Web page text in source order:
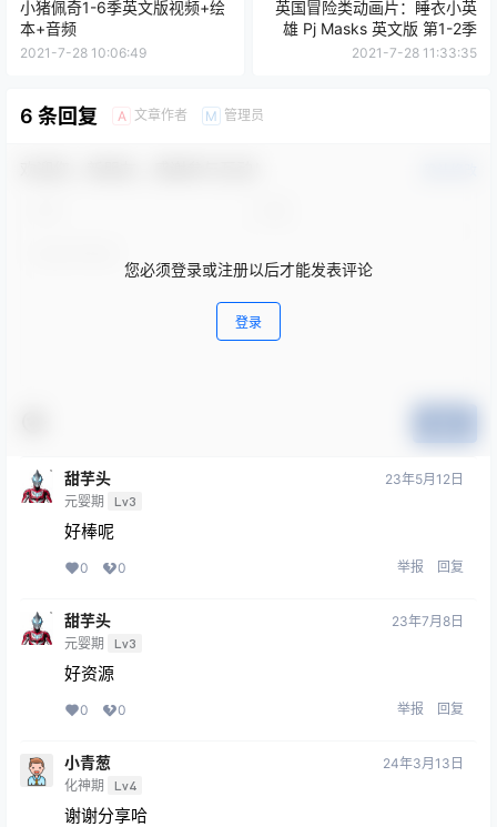
小猪佩奇1-6季英文版视频+绘
本+音频
2021-7-28 10:06:49
英国冒险类动画片：睡衣小英
雄 Pj Masks 英文版 第1-2季
2021-7-28 11:33:35
6 条回复 A 文章作者 M 管理员
您必须登录或注册以后才能发表评论
登录
甜芋头
元婴期 Lv3
23年5月12日
好棒呢
0 0 举报 回复
甜芋头
元婴期 Lv3
23年7月8日
好资源
0 0 举报 回复
小青葱
化神期 Lv4
24年3月13日
谢谢分享哈